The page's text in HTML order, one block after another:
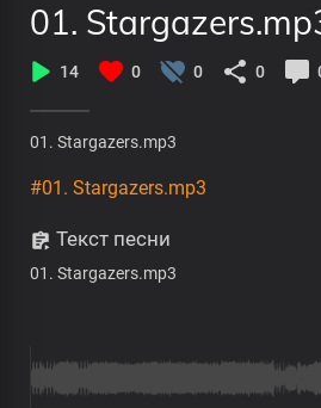
01.
14 0 0 0
01. Stargazers.mp3
#01. Stargazers.mp3
Текст песни
01. Stargazers.mp3